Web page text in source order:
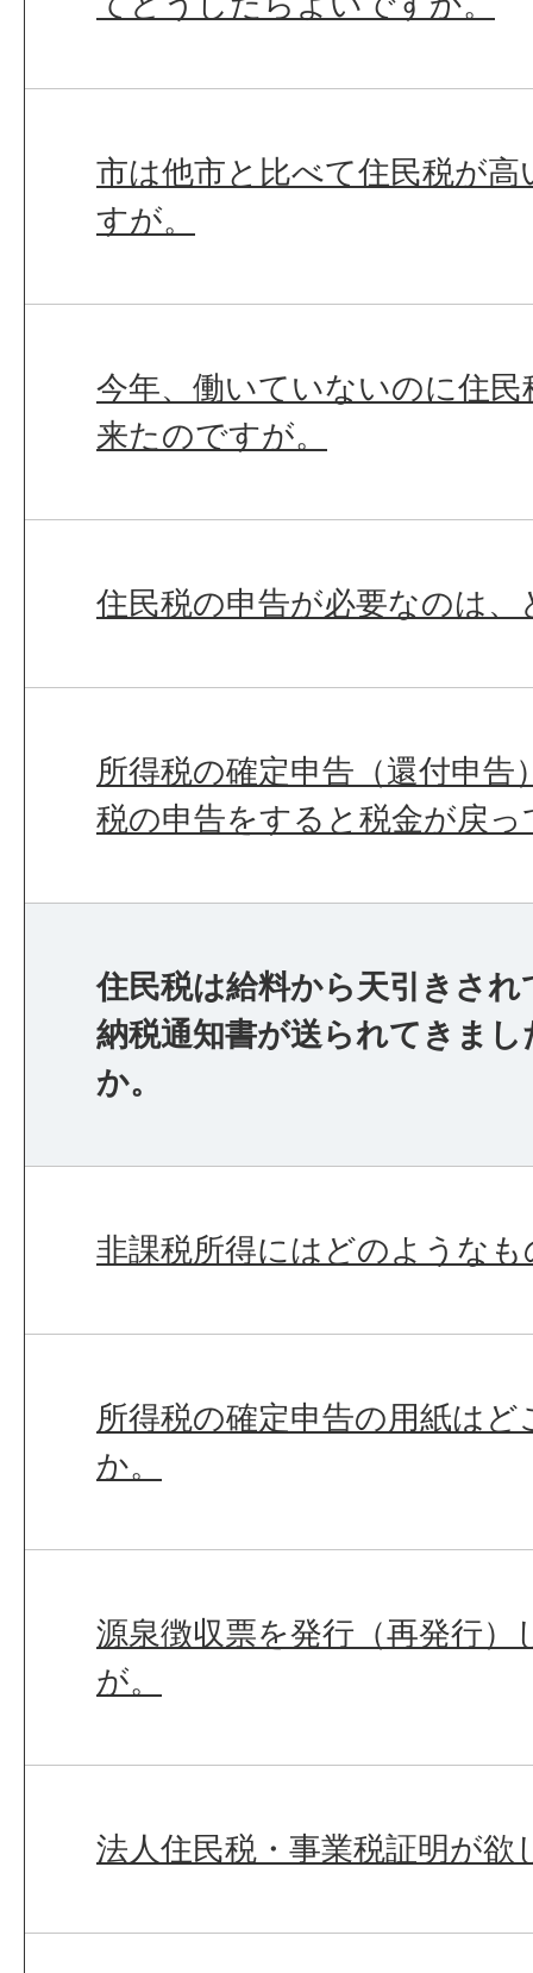
市は他市と比べて住民税が
すが。
今年、働いていないのに住
来たのですが。
住民税の申告が必要なのは
所得税の確定申告（還付申告
税の申告をすると税金が戻
住民税は給料から天引きさ
納税通知書が送られてきま
か。
非課税所得にはどのような
所得税の確定申告の用紙は
か。
源泉徴収票を発行（再発行
が。
法人住民税・事業税証明が欲